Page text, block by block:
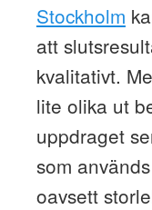
Stockholm
att
kvalitativt.
lite olika ut
uppdraget
som
oavsett